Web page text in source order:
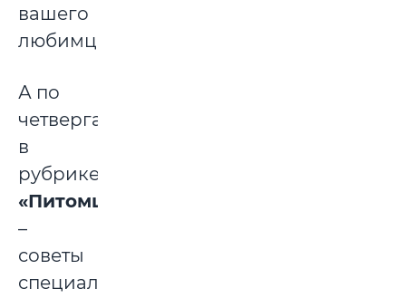
вашего
любимца!
А по
четвергам
в
рубрике
«Питомцы»
–
советы
специалистов,